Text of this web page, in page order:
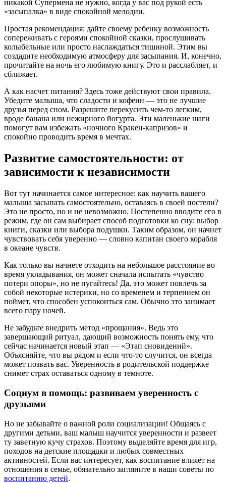
никакой Супермена не нужно, когда у вас под рукой есть
«засыпалка» в виде спокойной мелодии.
Простая рекомендация: дайте своему ребенку возможность
сопереживать с героями спокойной сказки, прослушивать
колыбельные или просто наслаждаться тишиной. Этим вы
создадите необходимую атмосферу для засыпания. И, конечно,
прочитайте на ночь его любимую книгу. Это и расслабляет, и
сближает.
А как насчет питания? Здесь тоже действуют свои правила.
Убедите малыша, что сладости и кофеин — это не лучшие
друзья перед сном. Разрешите перекусить чем-то легким,
вроде банана или нежирного йогурта. Эти маленькие шаги
помогут вам избежать «ночного Кракен-капризов» и
спокойно проводить время в мечтах.
Развитие самостоятельности: от
зависимости к независимости
Вот тут начинается самое интересное: как научить вашего
малыша засыпать самостоятельно, оставаясь в своей постели?
Это не просто, но и не невозможно. Постепенно вводите его в
режим, где он сам выбирает способ подготовки ко сну: выбор
книги, сказки или выбора подушки. Таким образом, он начнет
чувствовать себя уверенно — словно капитан своего корабля
в океане чувств.
Как только вы начнете отходить на небольшое расстояние во
время укладывания, он может сначала испытать «чувство
потери опоры», но не пугайтесь! Да, это может повлечь за
собой некоторые истерики, но со временем и терпением он
поймет, что способен успокоиться сам. Обычно это занимает
всего пару ночей.
Не забудьте внедрить метод «прощания». Ведь это
завершающий ритуал, дающий возможность понять ему, что
сейчас начинается новый этап — «Этап сновидений».
Объясняйте, что вы рядом и если что-то случится, он всегда
может позвать вас. Уверенность в родительской поддержке
снимет страх оставаться одному в темноте.
Социум в помощь: развиваем уверенность с
друзьями
Но не забывайте о важной роли социализации! Общаясь с
другими детьми, ваш малыш научится уверенности и развеет
ту заветную кучу страхов. Поэтому выделяйте время для игр,
походов на детские площадки и любых совместных
активностей. Если вас интересует, как воспитание влияет на
отношения в семье, обязательно загляните в наши советы по
воспитанию детей.